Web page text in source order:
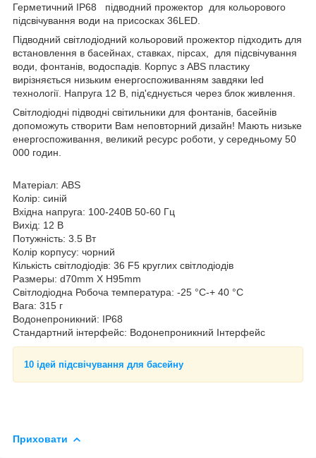
Герметичний IP68
підводний прожектор для кольорового
підсвічування води на присосках 36LED.
Підводний світлодіодний кольоровий прожектор підходить для
встановлення в басейнах, ставках, пірсах, для підсвічування
води, фонтанів, водоспадів. Корпус з ABS пластику
вирізняється низьким енергоспоживанням завдяки led
технології. Напруга 12 В, під'єднується через блок живлення.
Світлодіодні підводні світильники для фонтанів, басейнів
допоможуть створити Вам неповторний дизайн! Мають низьке
енергоспоживання, великий ресурс роботи, у середньому 50
000 годин.
Матеріал: ABS
Колір: синій
Вхідна напруга: 100-240В 50-60 Гц
Вихід: 12 В
Потужність: 3.5 Вт
Колір корпусу: чорний
Кількість світлодіодів: 36 F5 круглих світлодіодів
Размеры: d70mm X H95mm
Світлодіодна Робоча температура: -25 °C-+ 40 °C
Вага: 315 г
Водонепроникний: IP68
Стандартний інтерфейс: Водонепроникний Інтерфейс
10 ідей підсвічування для басейну
Приховати